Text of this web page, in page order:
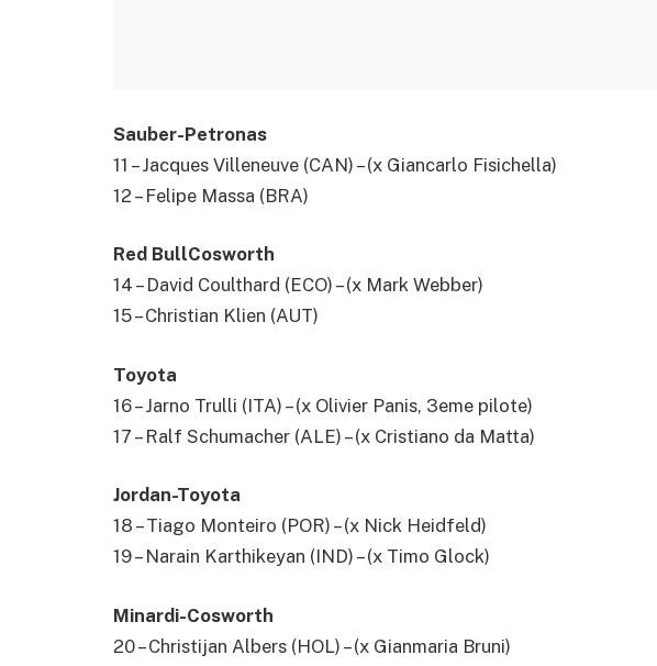
Sauber-Petronas
11 – Jacques Villeneuve (CAN) – (x Giancarlo Fisichella)
12 – Felipe Massa (BRA)
Red BullCosworth
14 – David Coulthard (ECO) – (x Mark Webber)
15 – Christian Klien (AUT)
Toyota
16 – Jarno Trulli (ITA) – (x Olivier Panis, 3eme pilote)
17 – Ralf Schumacher (ALE) – (x Cristiano da Matta)
Jordan-Toyota
18 – Tiago Monteiro (POR) – (x Nick Heidfeld)
19 – Narain Karthikeyan (IND) – (x Timo Glock)
Minardi-Cosworth
20 – Christijan Albers (HOL) – (x Gianmaria Bruni)